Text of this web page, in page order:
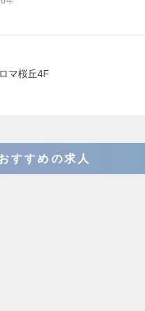
マ桜丘4F
すすめの求人